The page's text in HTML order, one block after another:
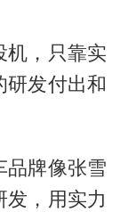
机，只靠实
研发付出和
品牌像张雪
，用实力